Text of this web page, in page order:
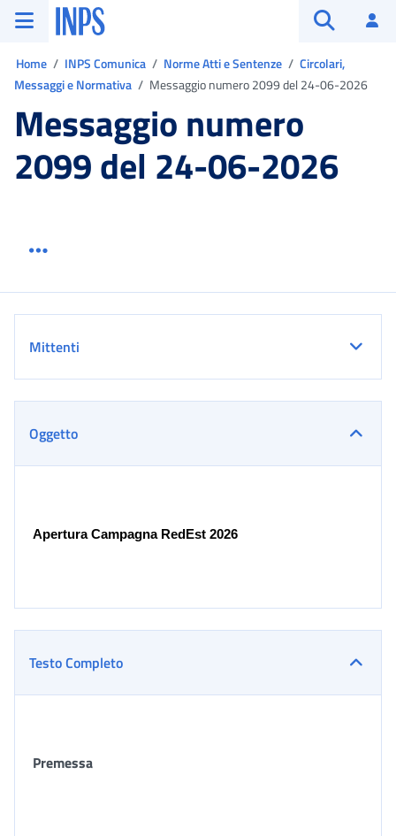
Vai al menu principale
Vai al contenuto principale
Vai al pie' di pagina
INPS ()
Home INPS Comunica Norme Atti e Sentenze
Circolari,
Messaggi e Normativa
Messaggio numero 2099 del 24-06-2026
Messaggio numero
2099 del 24-06-2026
Mittenti
Oggetto
Apertura Campagna RedEst 2026
Testo Completo
Premessa